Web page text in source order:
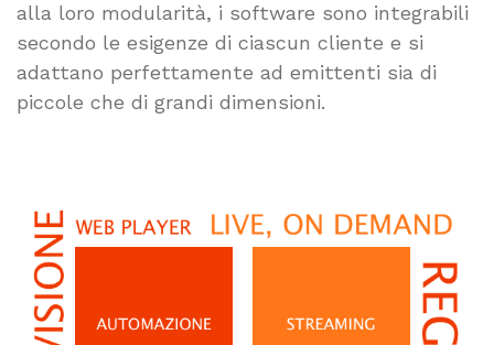
alla loro modularità, i software sono integrabili
secondo le esigenze di ciascun cliente e si
adattano perfettamente ad emittenti sia di
piccole che di grandi dimensioni.